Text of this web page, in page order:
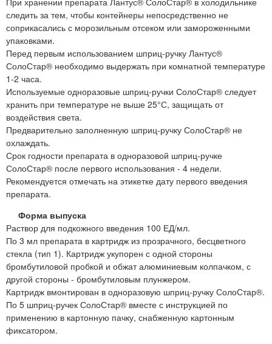
следить за тем, чтобы контейнеры непосредственно не
соприкасались с морозильным отсеком или замороженными
упаковками.
Перед первым использованием шприц-ручку Лантус®
СолоСтар® необходимо выдержать при комнатной температуре
1-2 часа.
Используемые одноразовые шприц-ручки СолоСтар® следует
хранить при температуре не выше 25°С, защищать от
воздействия света.
Предварительно заполненную шприц-ручку СолоСтар® не
охлаждать.
Срок годности препарата в одноразовой шприц-ручке
СолоСтар® после первого использования - 4 недели.
Рекомендуется отмечать на этикетке дату первого введения
препарата.
Форма выпуска
Раствор для подкожного введения 100 ЕД/мл.
По 3 мл препарата в картридж из прозрачного, бесцветного
стекла (тип 1). Картридж укупорен с одной стороны
бромбутиловой пробкой и обжат алюминиевым колпачком, с
другой стороны - бромбутиловым плунжером.
Картридж вмонтирован в одноразовую шприц-ручку СолоСтар®.
По 5 шприц-ручек СолоСтар® вместе с инструкцией по
применению в картонную пачку, снабженную картонным
фиксатором.